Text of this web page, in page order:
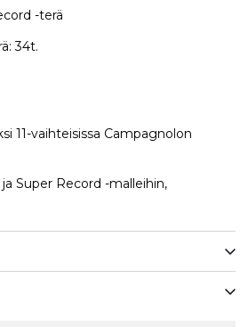
-terä
34t.
11-vaihteisissa Campagnolon
Super Record -malleihin,